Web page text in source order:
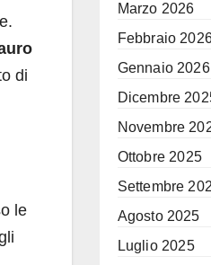
di
le
Marzo 2026
Febbraio
Gennaio 2026
Dicembre
Novembre
Ottobre 2025
Settembre
Agosto 2025
Luglio 2025